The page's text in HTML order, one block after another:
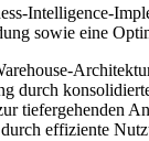
Intelligence-
sowie eine
durch
tiefergehenden
effiziente